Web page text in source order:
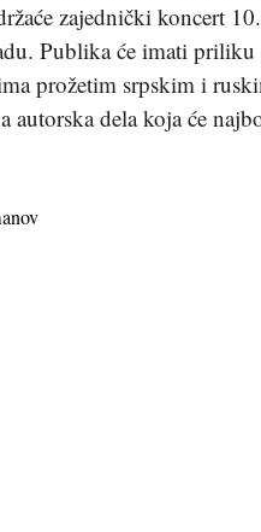
zajednički koncert
Publika će imati
prožetim srpskim i
autorska dela koja će